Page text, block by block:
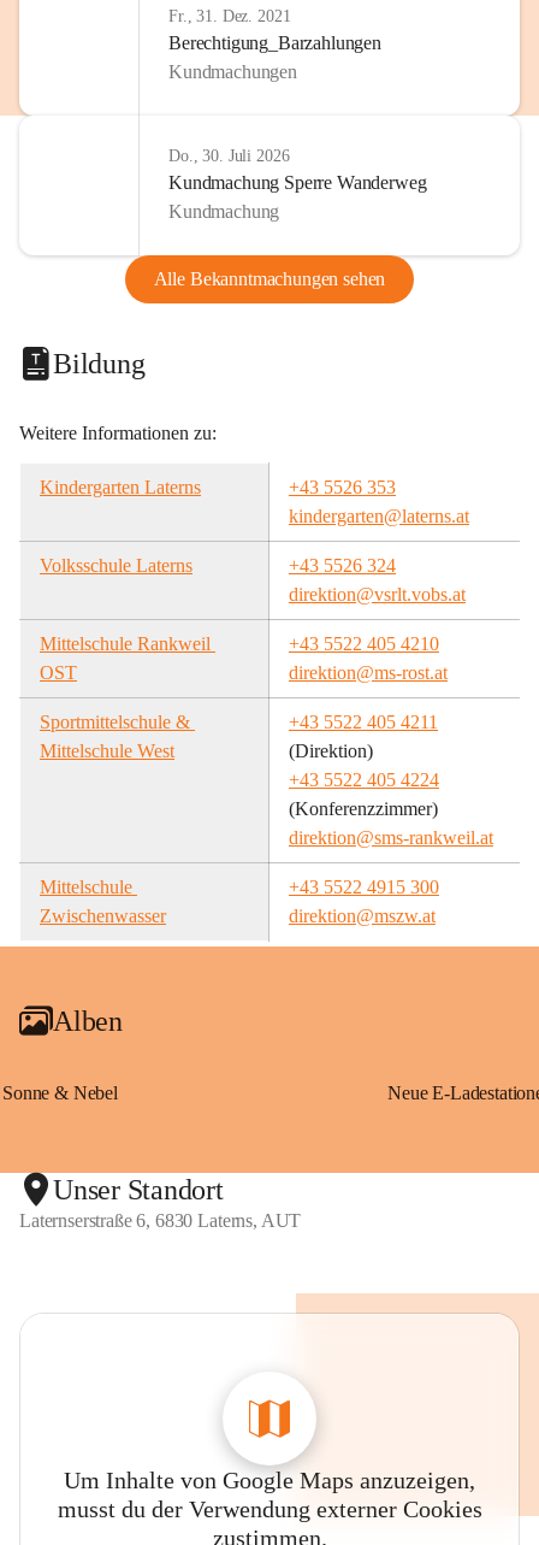
Fr., 31. Dez. 2021
Berechtigung_Barzahlungen
Kundmachungen
Do., 30. Juli 2026
Kundmachung Sperre Wanderweg
Kundmachung
Alle Bekanntmachungen sehen
Bildung
Weitere Informationen zu:
Kindergarten Laterns
+43 5526 353
kindergarten@laterns.at
Volksschule Laterns
+43 5526 324
direktion@vsrlt.vobs.at
Mittelschule Rankweil
OST
+43 5522 405 4210
direktion@ms-rost.at
Sportmittelschule &
Mittelschule West
+43 5522 405 4211
(Direktion)
+43 5522 405 4224
(Konferenzzimmer)
direktion@sms-rankweil.at
Mittelschule
Zwischenwasser
+43 5522 4915 300
direktion@mszw.at
Alben
Sonne & Nebel
Unser Standort
Laternserstraße 6, 6830 Laterns, AUT
Um Inhalte von Google Maps anzuzeigen,
musst du der Verwendung externer Cookies
zustimmen.